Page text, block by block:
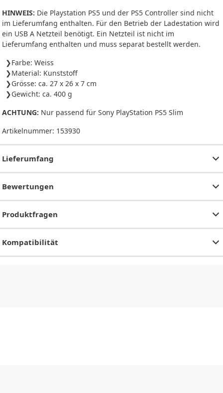
HINWEIS: Die Playstation PS5 und der PS5 Controller sind nicht
im Lieferumfang enthalten. Für den Betrieb der Ladestation wird
ein USB A Netzteil benötigt. Ein Netzteil ist nicht im
Lieferumfang enthalten und muss separat bestellt werden.
Farbe: Weiss
Material: Kunststoff
Grösse: ca. 27 x 26 x 7 cm
Gewicht: ca. 400 g
ACHTUNG: Nur passend für Sony PlayStation PS5 Slim
Artikelnummer: 153930
Lieferumfang
Bewertungen
Produktfragen
Kompatibilität